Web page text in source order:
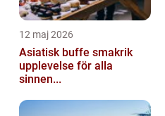
12 maj 2026
Asiatisk buffe smakrik
upplevelse för alla
sinnen...